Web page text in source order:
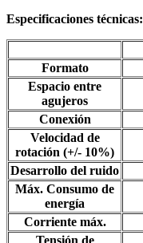
Especificaciones técnicas:
Formato
Espacio entre
agujeros
Conexión
Velocidad de
rotación (+/- 10%)
Desarrollo del ruido
Máx. Consumo de
energía
Corriente máx.
Tensión de